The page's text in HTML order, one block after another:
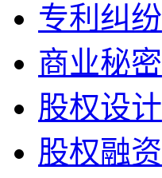
专利纠纷
商业秘密
股权设计
股权融资